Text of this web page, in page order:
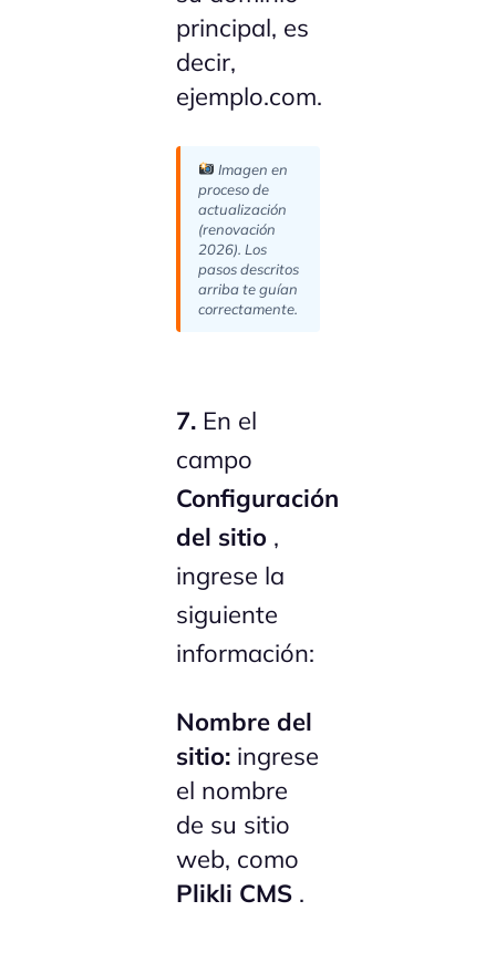
principal, es
decir,
ejemplo.com.
Imagen en
proceso de
actualización
(renovación
2026). Los
pasos descritos
arriba te guían
correctamente.
7. En el
campo
Configuración
del sitio ,
ingrese la
siguiente
información:
Nombre del
sitio: ingrese
el nombre
de su sitio
web, como
Plikli CMS .